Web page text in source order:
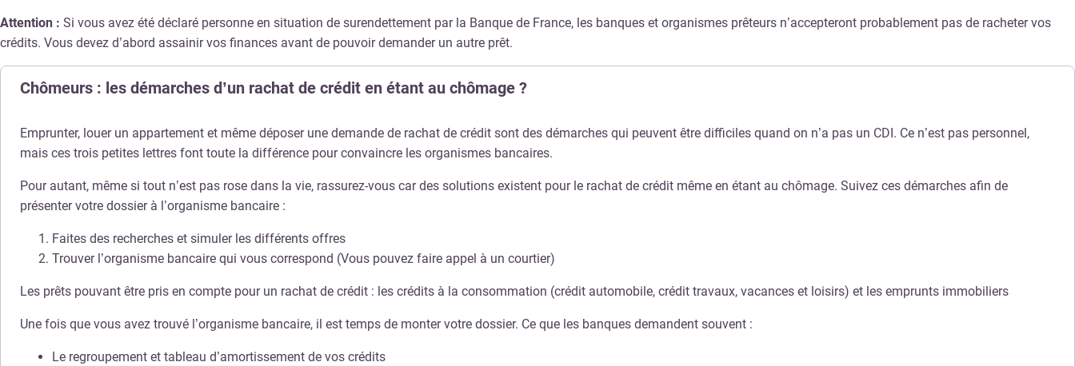
Attention : Si vous avez été déclaré personne en situation de surendettement par la Banque de France, les banques et organismes prêteurs n’accepteront probablement pas de racheter vos
crédits. Vous devez d’abord assainir vos finances avant de pouvoir demander un autre prêt.
Chômeurs : les démarches d’un rachat de crédit en étant au chômage ?
Emprunter, louer un appartement et même déposer une demande de rachat de crédit sont des démarches qui peuvent être difficiles quand on n’a pas un CDI. Ce n’est pas personnel,
mais ces trois petites lettres font toute la différence pour convaincre les organismes bancaires.
Pour autant, même si tout n’est pas rose dans la vie, rassurez-vous car des solutions existent pour le rachat de crédit même en étant au chômage. Suivez ces démarches afin de
présenter votre dossier à l’organisme bancaire :
Faites des recherches et simuler les différents offres
Trouver l’organisme bancaire qui vous correspond (Vous pouvez faire appel à un courtier)
Les prêts pouvant être pris en compte pour un rachat de crédit : les crédits à la consommation (crédit automobile, crédit travaux, vacances et loisirs) et les emprunts immobiliers
Une fois que vous avez trouvé l’organisme bancaire, il est temps de monter votre dossier. Ce que les banques demandent souvent :
Le regroupement et tableau d’amortissement de vos crédits